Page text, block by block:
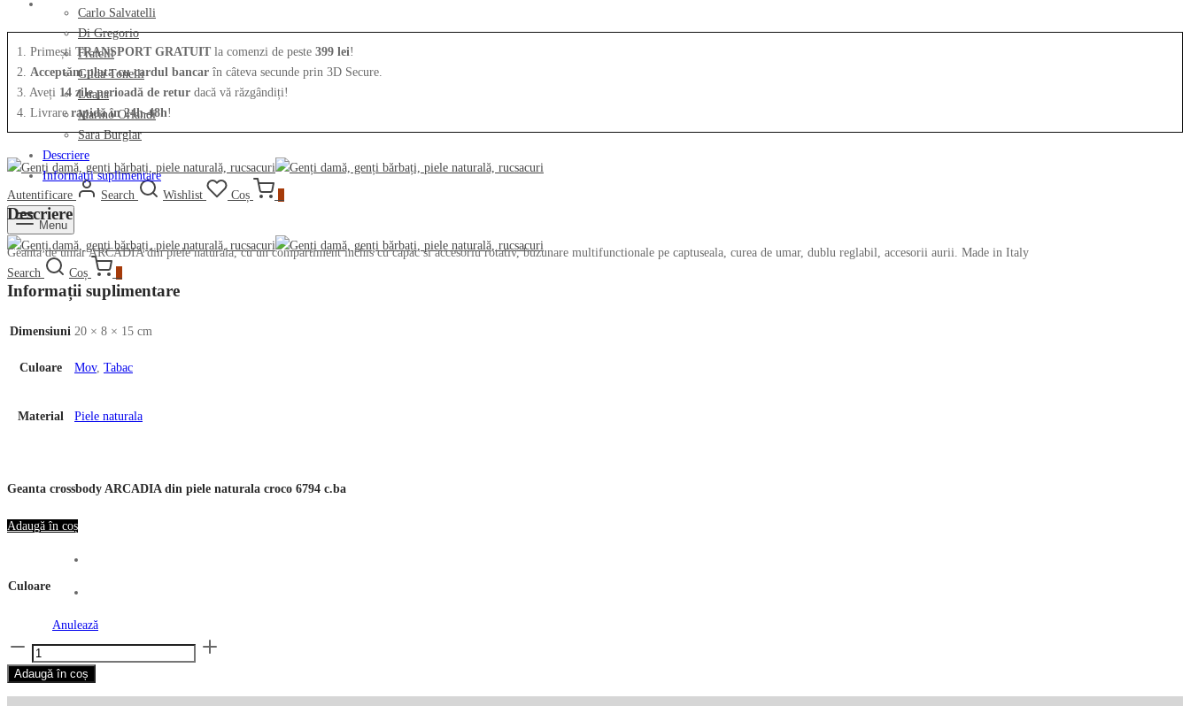
Carlo Salvatelli
Di Gregorio
Fratelli
Gilda Tonelli
Luana
Marino Orlandi
Sara Burglar
Autentificare Search Wishlist Coș
Menu
Search Coș
1. Primești TRANSPORT GRATUIT la comenzi de peste 399 lei!
2. Acceptăm plata cu cardul bancar în câteva secunde prin 3D Secure.
3. Aveți 14 zile perioadă de retur dacă vă răzgândiți!
4. Livrarerapidă în 24h-48h!
Descriere
Informații suplimentare
Descriere
Geanta de umar ARCADIA din piele naturala, cu un compartiment inchis cu capac si accesoriu rotativ, buzunare multifunctionale pe captuseala, curea de umar, dublu reglabil, accesorii aurii. Made in Italy
Informații suplimentare
Dimensiuni 20 × 8 × 15 cm
Culoare Mov, Tabac
Material Piele naturala
Geanta crossbody ARCADIA din piele naturala croco 6794 c.ba
Adaugă în coș
Culoare
Anulează
Cantitate
Geanta
crossbody
Adaugă în coș